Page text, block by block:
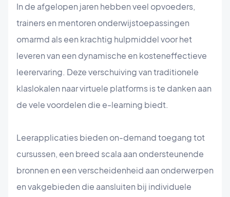
In de afgelopen jaren hebben veel opvoeders,
trainers en mentoren onderwijstoepassingen
omarmd als een krachtig hulpmiddel voor het
leveren van een dynamische en kosteneffectieve
leerervaring. Deze verschuiving van traditionele
klaslokalen naar virtuele platforms is te danken aan
de vele voordelen die e-learning biedt.
Leerapplicaties bieden on-demand toegang tot
cursussen, een breed scala aan ondersteunende
bronnen en een verscheidenheid aan onderwerpen
en vakgebieden die aansluiten bij individuele